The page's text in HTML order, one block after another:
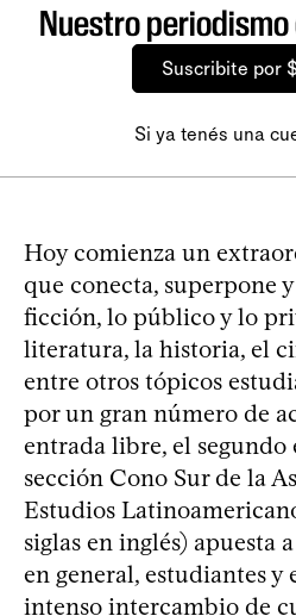
Nuestro
Suscribite por
Si ya tenés una
Hoy comienza un
que conecta, superpone
ficción, lo público y lo
literatura, la historia, el
entre otros tópicos
por un gran número de
entrada libre, el
sección Cono Sur de la
Estudios
siglas en inglés) apuesta
en general, estudiantes y
intenso intercambio de